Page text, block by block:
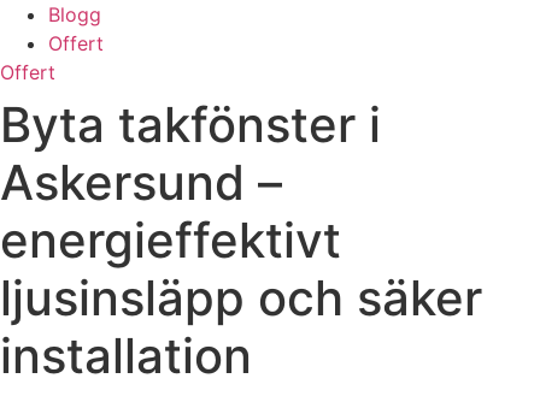
Blogg
Offert
Offert
Byta takfönster i
Askersund –
energieffektivt
ljusinsläpp och säker
installation